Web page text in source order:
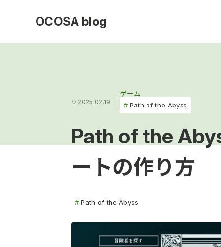
OCOSA blog
2025.02.19
ゲーム
Path of the Abyss
Path of the
ートの作り方
Path of the Abyss